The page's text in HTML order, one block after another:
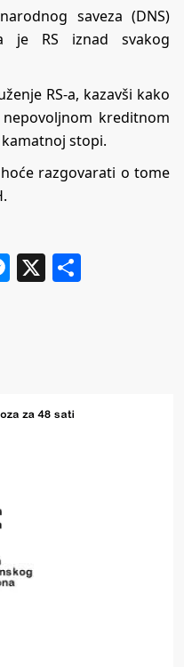
saveza (DNS)
je RS iznad svakog
RS-a, kazavši kako
kreditnom
stopi.
razgovarati o tome
Messenger
X